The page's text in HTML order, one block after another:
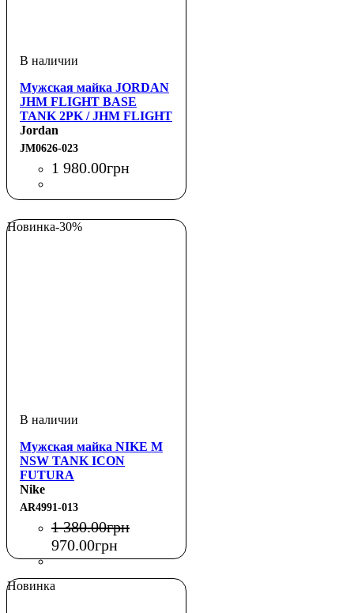
Мужская майка JORDAN
JHM FLIGHT BASE
TANK 2PK / JHM FLIGHT
BASE TANK 2PK
Jordan
JM0626-023
1 980.00грн
Новинка-30%
Мужская майка NIKE M
NSW TANK ICON
FUTURA
Nike
AR4991-013
1 380.00грн
970.00грн
Новинка